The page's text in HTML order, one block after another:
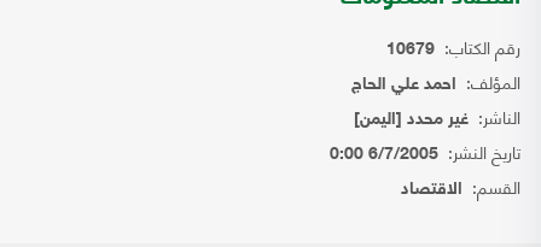
رقم الكتاب: 10679
المؤلف: احمد علي الحاج
الناشر: غير محدد [اليمن]
تاريخ النشر: 6/7/2005 0:00
القسم: الاقتصاد